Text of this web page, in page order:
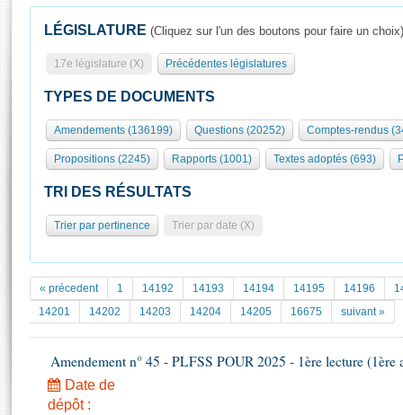
Présidence
577 députés
Groupes politiques
Séance publique
Commissions et autres organes
Europe et International
Pétitions
Documents parlementaires
Projets de loi
Propositions de loi
Amendements
Textes adoptés
Rôle et pouvoirs de l'Assemblée
Organisation de l'Assemblée
Présidence Conférence des Présidents Bureau Collège des
Statistiques et chiffres clés
Documents de référence
( Constitution | Règlement de l'Assemblée ... )
Histoire
Juniors
Visiter l'Assemblée
Visite virtuelle du palais Bourbon
Assister à une séance
La Bibliothèque
Les archives
Contacts et plan d'accès
Photos libres de droit
LÉGISLATURE (Cliquez sur l'un des boutons pour faire un choix)
17e législature (X) Précédentes législatures
TYPES DE DOCUMENTS
Amendements (136199) Questions (20252) Comptes-rendus
Propositions (2245) Rapports (1001) Textes adoptés (693)
TRI DES RÉSULTATS
Trier par pertinence Trier par date (X)
« précedent 1 14192 14193 14194 14195 14196
14201
14202 14203 14204 14205 16675 suivant »
Amendement n° 45 - PLFSS POUR 2025 - 1ère lecture (1ère
Date de
dépôt :